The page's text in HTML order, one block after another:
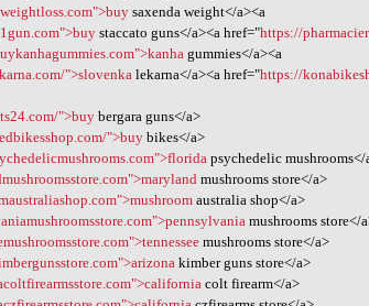
saxenda weight</a><a
staccato guns</a><a href="https://
gummies</a><a
">slovenka lekarna</a><a href="https://
">buy bergara guns</a>
">buybikes</a>
psychedelic mushrooms</
mushrooms store</a>
australia shop</a>
mushrooms store</
mushrooms store</a>
kimber guns store</a>
colt firearm</a>